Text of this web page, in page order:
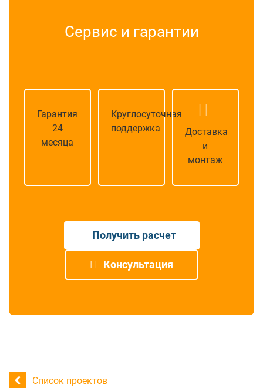
Сервис и гарантии
Гарантия
24
месяца
Круглосуточная
поддержка
Доставка
и
монтаж
Получить расчет
Консультация
Список проектов